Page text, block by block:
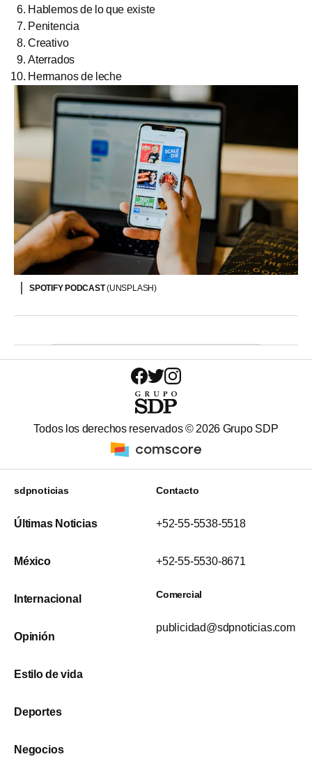
Hablemos de lo que existe
Penitencia
Creativo
Aterrados
Hermanos de leche
SPOTIFY PODCAST(UNSPLASH)
Todos los derechos reservados © 2026 Grupo SDP
sdpnoticias
Últimas Noticias
México
Internacional
Opinión
Estilo de vida
Deportes
Negocios
Contacto
+52-55-5538-5518
+52-55-5530-8671
Comercial
publicidad@sdpnoticias.com